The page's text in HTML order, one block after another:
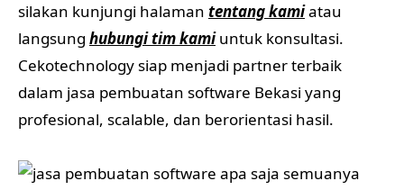
silakan kunjungi halaman tentang kamiatau
langsung hubungi tim kamiuntuk konsultasi.
Cekotechnology siap menjadi partner terbaik
dalam jasa pembuatan software Bekasi yang
profesional, scalable, dan berorientasi hasil.